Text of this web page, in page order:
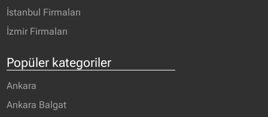
İstanbul Firmaları
İzmir Firmaları
Popüler kategoriler
Ankara
Ankara Balgat